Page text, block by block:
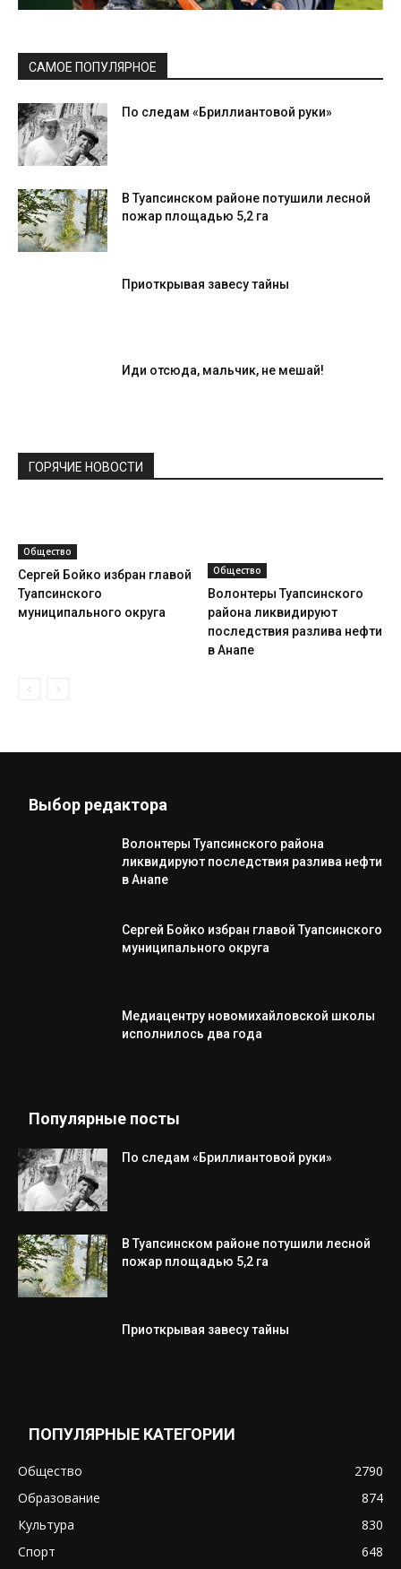
САМОЕ ПОПУЛЯРНОЕ
По следам «Бриллиантовой руки»
В Туапсинском районе потушили лесной
пожар площадью 5,2 га
Приоткрывая завесу тайны
Иди отсюда, мальчик, не мешай!
ГОРЯЧИЕ НОВОСТИ
Общество
Сергей Бойко избран главой
Туапсинского
муниципального округа
Общество
Волонтеры Туапсинского
района ликвидируют
последствия разлива нефти
в Анапе
Выбор редактора
Волонтеры Туапсинского района
ликвидируют последствия разлива нефти
в Анапе
Сергей Бойко избран главой Туапсинского
муниципального округа
Медиацентру новомихайловской школы
исполнилось два года
Популярные посты
По следам «Бриллиантовой руки»
В Туапсинском районе потушили лесной
пожар площадью 5,2 га
Приоткрывая завесу тайны
ПОПУЛЯРНЫЕ КАТЕГОРИИ
Общество
2790
Образование
874
Культура
830
Спорт
648